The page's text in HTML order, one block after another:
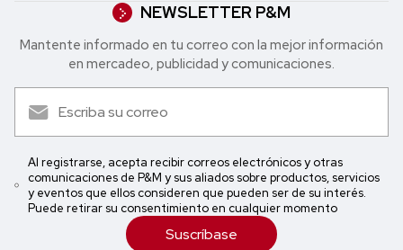
NEWSLETTER P&M
Mantente informado en tu correo con la mejor in formación
en mercadeo, publicidad y comunicaciones.
Al registrarse, acepta recibir correos electrónicos y otras
comunicaciones de P&M y sus aliados sobre productos, servicios
y eventos que ellos consideren que pueden ser de su interés.
Puede retirar su consentimiento en cualquier momento
Suscríbase